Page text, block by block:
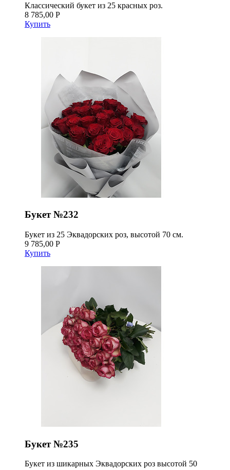
Классический букет из 25 красных роз.
8 785,00 Р
Купить
Букет №232
Букет из 25 Эквадорских роз, высотой 70 см.
9 785,00 Р
Купить
Букет №235
Букет из шикарных Эквадорских роз высотой 50